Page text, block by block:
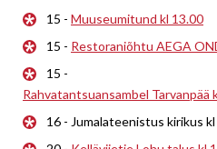
15 - Muuseumitund kl 13.00
15 - Restoraniõhtu AEGA
15 -
Rahvatantsuansambel Tarvanpää
16 - Jumalateenistus kirikus